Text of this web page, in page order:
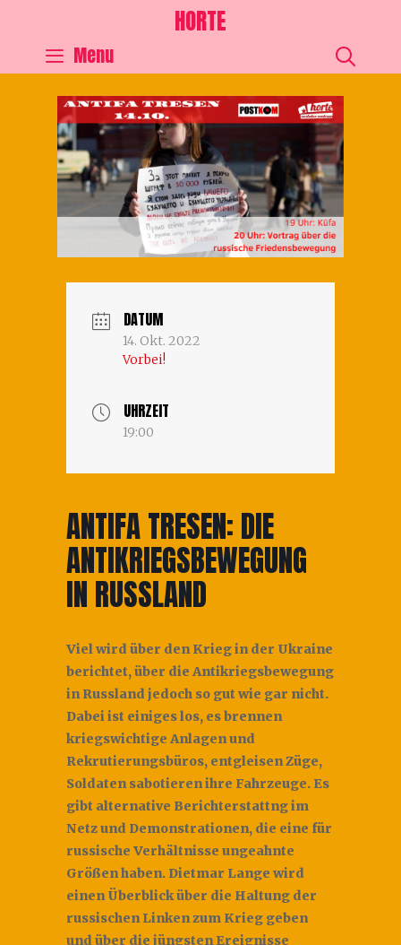
HORTE
Menu
DATUM
14. Okt. 2022
Vorbei!
UHRZEIT
19:00
ANTIFA TRESEN: DIE
ANTIKRIEGSBEWEGUNG
IN RUSSLAND
Viel wird über den Krieg in der Ukraine
berichtet, über die Antikriegsbewegung
in Russland jedoch so gut wie gar nicht.
Dabei ist einiges los, es brennen
kriegswichtige Anlagen und
Rekrutierungsbüros, entgleisen Züge,
Soldaten sabotieren ihre Fahrzeuge. Es
gibt alternative Berichterstattng im
Netz und Demonstrationen, die eine für
russische Verhältnisse ungeahnte
Größen haben. Dietmar Lange wird
einen Überblick über die Haltung der
russischen Linken zum Krieg geben
und über die jüngsten Ereignisse